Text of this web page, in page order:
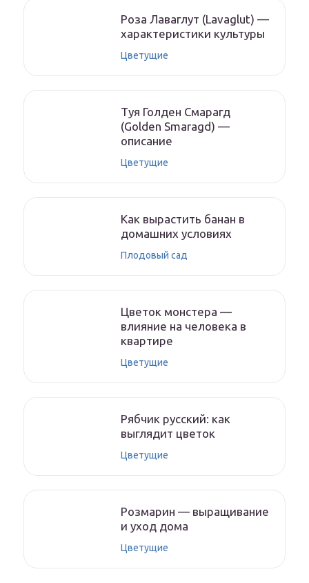
Роза Лаваглут (Lavaglut) —
характеристики культуры
Цветущие
Туя Голден Смарагд
(Golden Smaragd) —
описание
Цветущие
Как вырастить банан в
домашних условиях
Плодовый сад
Цветок монстера —
влияние на человека в
квартире
Цветущие
Рябчик русский: как
выглядит цветок
Цветущие
Розмарин — выращивание
и уход дома
Цветущие